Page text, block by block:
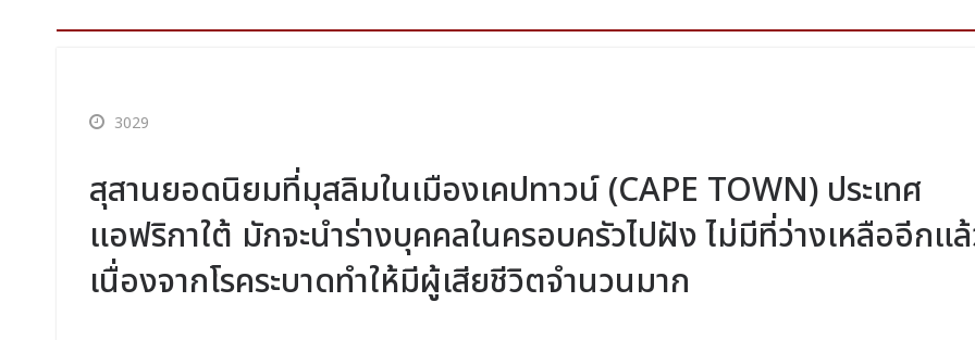
3029
สุสานยอดนิยมที่มุสลิมในเมืองเคปทาวน์ (CAPE TOWN) ประเทศ
แอฟริกาใต้ มักจะนำร่างบุคคลในครอบครัวไปฝัง ไม่มีที่ว่างเหลืออีกแ
เนื่องจากโรคระบาดทำให้มีผู้เสียชีวิตจำนวนมาก